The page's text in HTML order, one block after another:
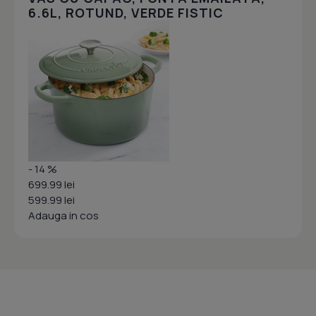
6.6L, ROTUND, VERDE FISTIC
- 14 %
699.99 lei
599.99 lei
Adauga in cos